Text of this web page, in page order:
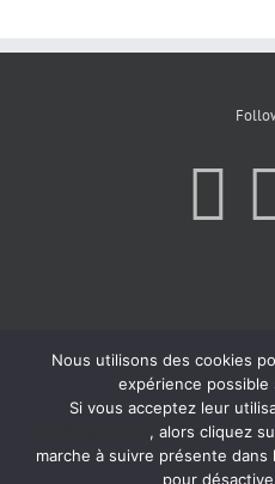
Nous utilisons des cookies
expérience
Si vous acceptez leur
, alors cliquez
marche à suivre présente dans
pour